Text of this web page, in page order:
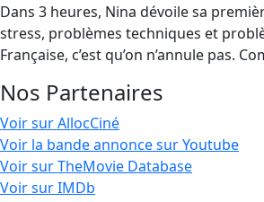
Dans 3 heures, Nina dévoile sa
stress, problèmes techniques et
Française, c’est qu’on n’annule pas.
Nos Partenaires
Voir sur AllocCiné
Voir la bande annonce sur Youtube
Voir sur TheMovie Database
Voir sur IMDb